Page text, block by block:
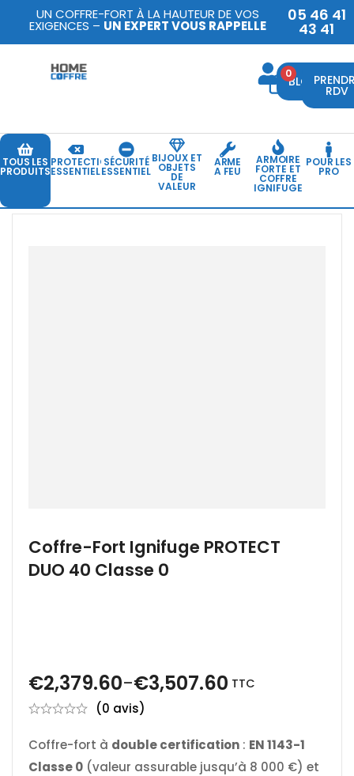
UN COFFRE-FORT À LA HAUTEUR DE VOS
EXIGENCES – UN EXPERT VOUS RAPPELLE
05 46 41
43 41
0BLOG
RDV
TOUS LES
PRODUITS
PROTECTION
ESSENTIELLE
SÉCURITÉ
ESSENTIELLE
BIJOUX ET
OBJETS
DE
VALEUR
ARME
A FEU
ARMOIRE
FORTE ET
COFFRE
IGNIFUGE
POUR LES
PRO
Coffre-Fort Ignifuge PROTECT
DUO 40 Classe 0
€2,379.60–€3,507.60 TTC
(0 avis)
Coffre-fort à double certification : EN 1143-1
Classe 0 (valeur assurable jusqu’à 8 000 €) et